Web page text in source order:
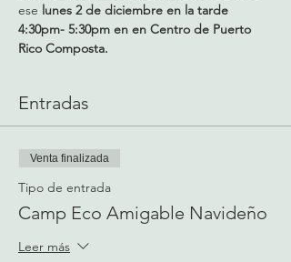
ese lunes 2 de diciembre en la tarde
4:30pm- 5:30pm en en Centro de Puerto
Rico Composta.
Entradas
Venta finalizada
Tipo de entrada
Camp Eco Amigable Navideño
Leer más